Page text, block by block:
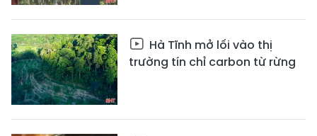
Hà Tĩnh mở lối vào thị
trường tín chỉ carbon từ rừng